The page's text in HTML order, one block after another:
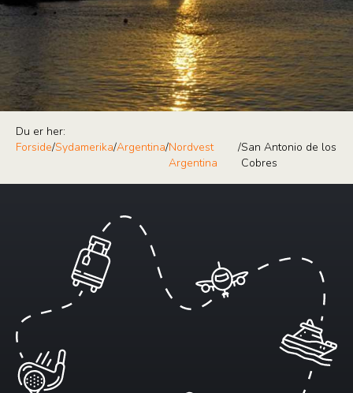
Du er her:
Forside/Sydamerika/Argentina/Nordvest
Argentina
/San Antonio de los
Cobres